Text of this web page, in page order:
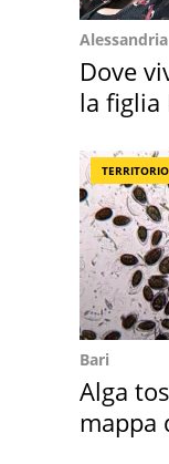
Alessandria
Dove
la figlia
TERRITORIO
Bari
Alga
mappa